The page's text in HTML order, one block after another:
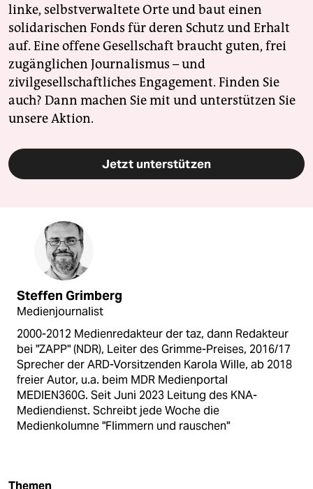
linke, selbstverwaltete Orte und baut einen
solidarischen Fonds für deren Schutz und Erhalt
auf. Eine offene Gesellschaft braucht guten, frei
zugänglichen Journalismus – und
zivilgesellschaftliches Engagement. Finden Sie
auch? Dann machen Sie mit und unterstützen Sie
unsere Aktion.
Jetzt unterstützen
Steffen Grimberg
Medienjournalist
2000-2012 Medienredakteur der taz, dann Redakteur
bei "ZAPP" (NDR), Leiter des Grimme-Preises, 2016/17
Sprecher der ARD-Vorsitzenden Karola Wille, ab 2018
freier Autor, u.a. beim MDR Medienportal
MEDIEN360G. Seit Juni 2023 Leitung des KNA-
Mediendienst. Schreibt jede Woche die
Medienkolumne "Flimmern und rauschen"
Themen